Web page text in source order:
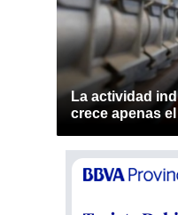
La actividad
crece apenas